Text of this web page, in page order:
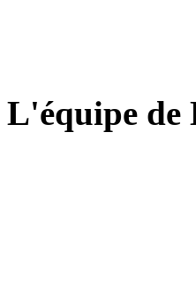
L'équipe de